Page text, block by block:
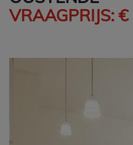
VRAAGPRIJS: